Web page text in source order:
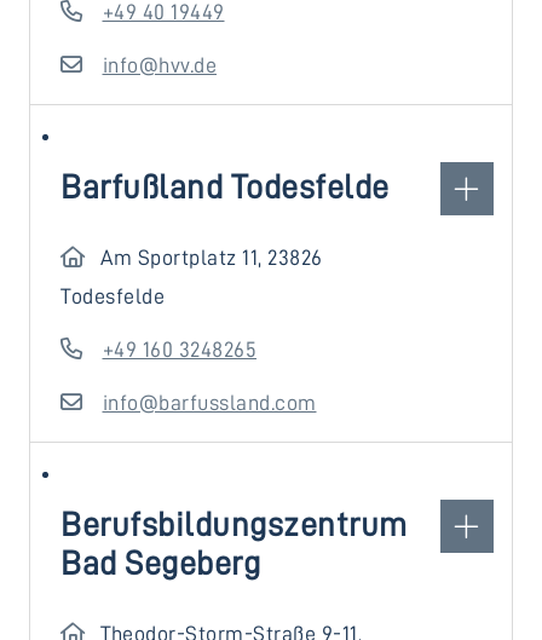
+49 40 19449
info@hvv.de
Barfußland Todesfelde
Am Sportplatz 11, 23826
Todesfelde
+49 160 3248265
info@barfussland.com
Berufsbildungszentrum
Bad Segeberg
Theodor-Storm-Straße 9-11,